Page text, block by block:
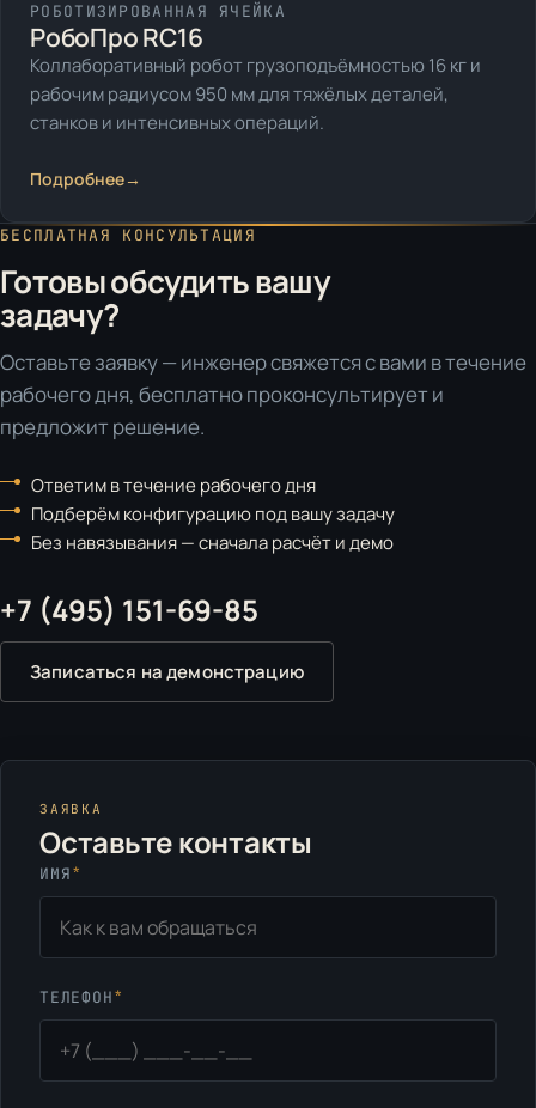
РОБОТИЗИРОВАННАЯ ЯЧЕЙКА
РобоПро RC16
Коллаборативный робот грузоподъёмностью 16 кг и
рабочим радиусом 950 мм для тяжёлых деталей,
станков и интенсивных операций.
Подробнее→
БЕСПЛАТНАЯ КОНСУЛЬТАЦИЯ
Готовы обсудить вашу
задачу?
Оставьте заявку — инженер свяжется с вами в течение
рабочего дня, бесплатно проконсультирует и
предложит решение.
Ответим в течение рабочего дня
Подберём конфигурацию под вашу задачу
Без навязывания — сначала расчёт и демо
+7 (495) 151-69-85
Записаться на демонстрацию
ЗАЯВКА
Оставьте контакты
ИМЯ *
ТЕЛЕФОН *